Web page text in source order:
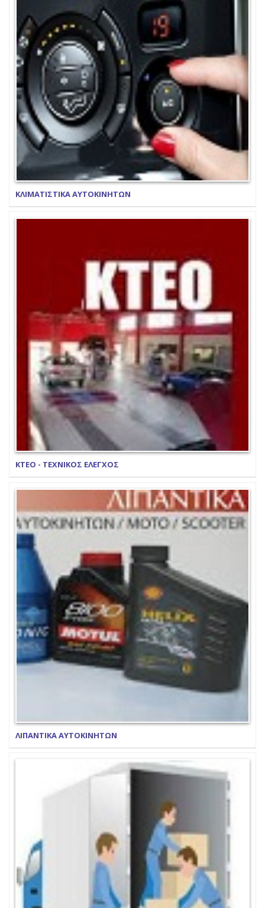
ΚΛΙΜΑΤΙΣΤΙΚΑ ΑΥΤΟΚΙΝΗΤΩΝ
ΚΤΕΟ - ΤΕΧΝΙΚΟΣ ΕΛΕΓΧΟΣ
ΛΙΠΑΝΤΙΚΑ ΑΥΤΟΚΙΝΗΤΩΝ